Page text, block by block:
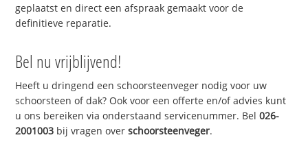
geplaatst en direct een afspraak gemaakt voor de
definitieve reparatie.
Bel nu vrijblijvend!
Heeft u dringend een schoorsteenveger nodig voor uw
schoorsteen of dak? Ook voor een offerte en/of advies kunt
u ons bereiken via onderstaand servicenummer. Bel026-
2001003 bij vragen overschoorsteenveger.